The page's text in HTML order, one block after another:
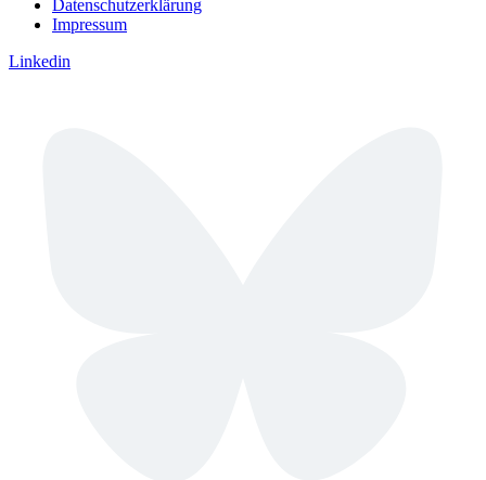
Datenschutzerklärung
Impressum
Linkedin